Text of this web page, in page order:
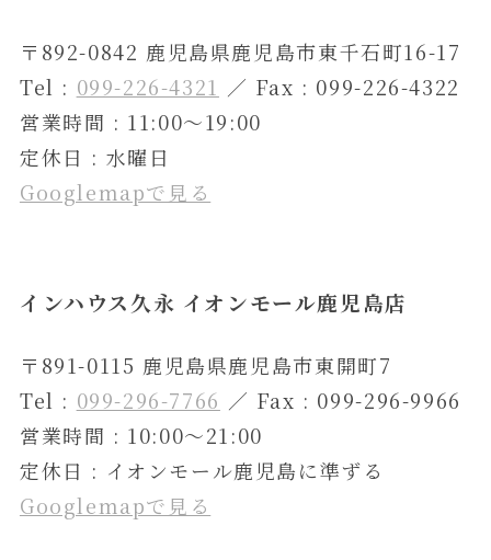
〒892-0842 鹿児島県鹿児島市東千石町16-17
Tel : 099-226-4321 ／ Fax : 099-226-4322
営業時間 : 11:00〜19:00
定休日 : 水曜日
Googlemapで見る
インハウス久永 イオンモール鹿児島店
〒891-0115 鹿児島県鹿児島市東開町7
Tel : 099-296-7766 ／ Fax : 099-296-9966
営業時間 : 10:00〜21:00
定休日 : イオンモール鹿児島に準ずる
Googlemapで見る